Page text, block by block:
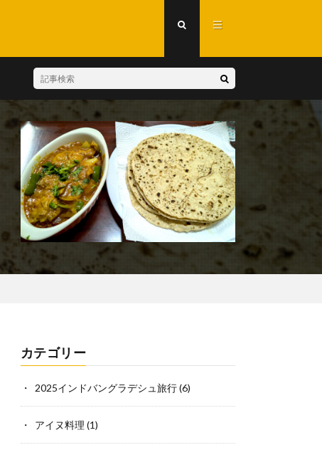
カテゴリー
2025インドバングラデシュ旅行(6)
アイヌ料理 (1)